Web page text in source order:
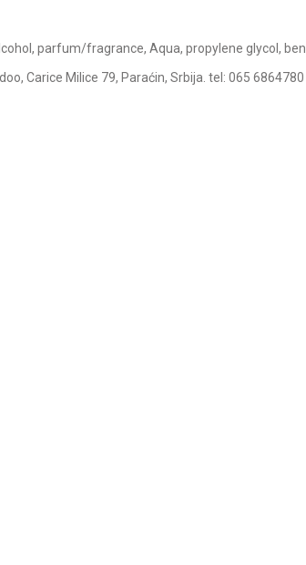
parfum/fragrance, Aqua, propylene glycol,
Carice Milice 79, Paraćin, Srbija. tel: 065 6864780